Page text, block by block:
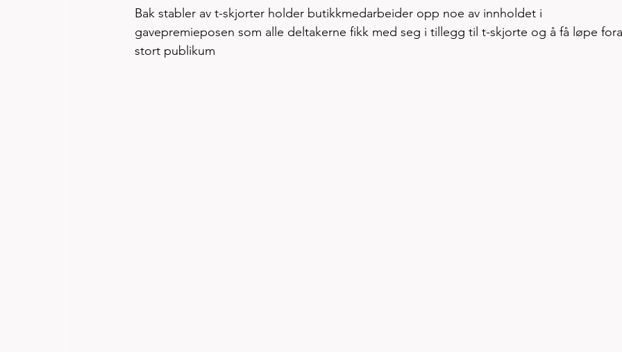
Bak stabler av t-skjorter holder butikkmedarbeider opp noe av innholdet i
gavepremieposen som alle deltakerne fikk med seg i tillegg til t-skjorte og å få løpe
stort publikum